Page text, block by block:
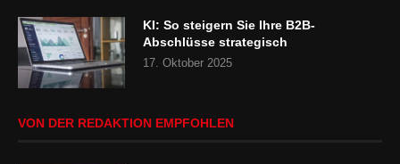
KI: So steigern Sie Ihre B2B-
Abschlüsse strategisch
17. Oktober 2025
VON DER REDAKTION EMPFOHLEN